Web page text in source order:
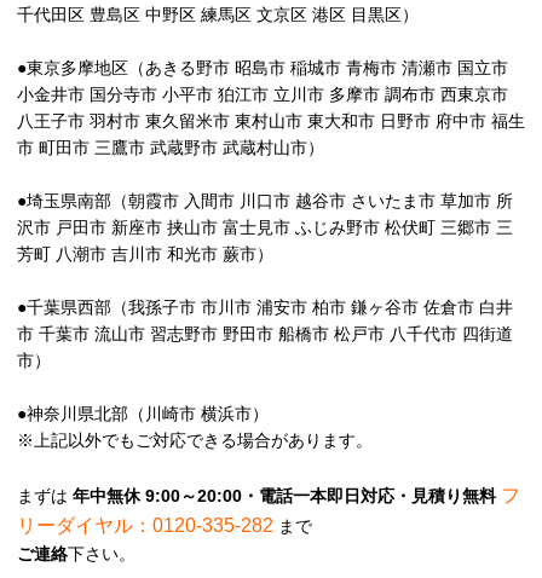
千代田区 豊島区 中野区 練馬区 文京区 港区 目黒区）
●東京多摩地区（あきる野市 昭島市 稲城市 青梅市 清瀬市 国立市
小金井市 国分寺市 小平市 狛江市 立川市 多摩市 調布市 西東京市
八王子市 羽村市 東久留米市 東村山市 東大和市 日野市 府中市 福生
市 町田市 三鷹市 武蔵野市 武蔵村山市）
●埼玉県南部（朝霞市 入間市 川口市 越谷市 さいたま市 草加市 所
沢市 戸田市 新座市 挟山市 富士見市 ふじみ野市 松伏町 三郷市 三
芳町 八潮市 吉川市 和光市 蕨市）
●千葉県西部（我孫子市 市川市 浦安市 柏市 鎌ヶ谷市 佐倉市 白井
市 千葉市 流山市 習志野市 野田市 船橋市 松戸市 八千代市 四街道
市）
●神奈川県北部（川崎市 横浜市）
※上記以外でもご対応できる場合があります。
まずは 年中無休 9:00～20:00・電話一本即日対応・見積り無料 フ
リーダイヤル：0120-335-282 まで
ご連絡下さい。